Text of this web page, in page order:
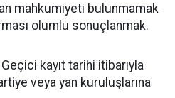
mahkumiyeti bulunmamak
olumlu sonuçlanmak.
Geçici kayıt tarihi itibarıyla
veya yan kuruluşlarına